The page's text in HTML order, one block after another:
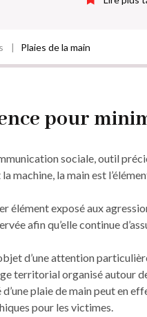
Plaies de la main
pour
sociale, outil
machine, la main est
élément exposé aux
afin qu’elle continue
d’une attention
territorial organisé autour
plaie de main peut en
pour les victimes.